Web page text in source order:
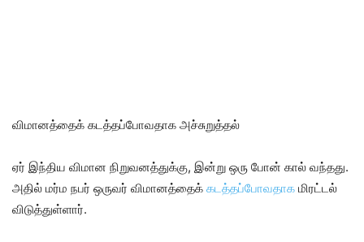
விமானத்தைக் கடத்தப்போவதாக அச்சுறுத்தல்
ஏர் இந்திய விமான நிறுவனத்துக்கு, இன்று ஒரு போன் கால் வந்தது.
அதில் மர்ம நபர் ஒருவர் விமானத்தைக் கடத்தப்போவதாக மிரட்டல்
விடுத்துள்ளார்.